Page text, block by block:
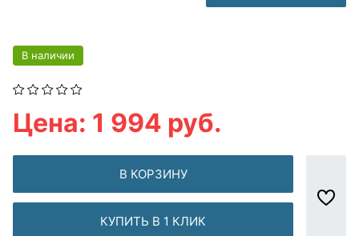
В наличии
Цена: 1 994 руб.
В КОРЗИНУ
КУПИТЬ В 1 КЛИК